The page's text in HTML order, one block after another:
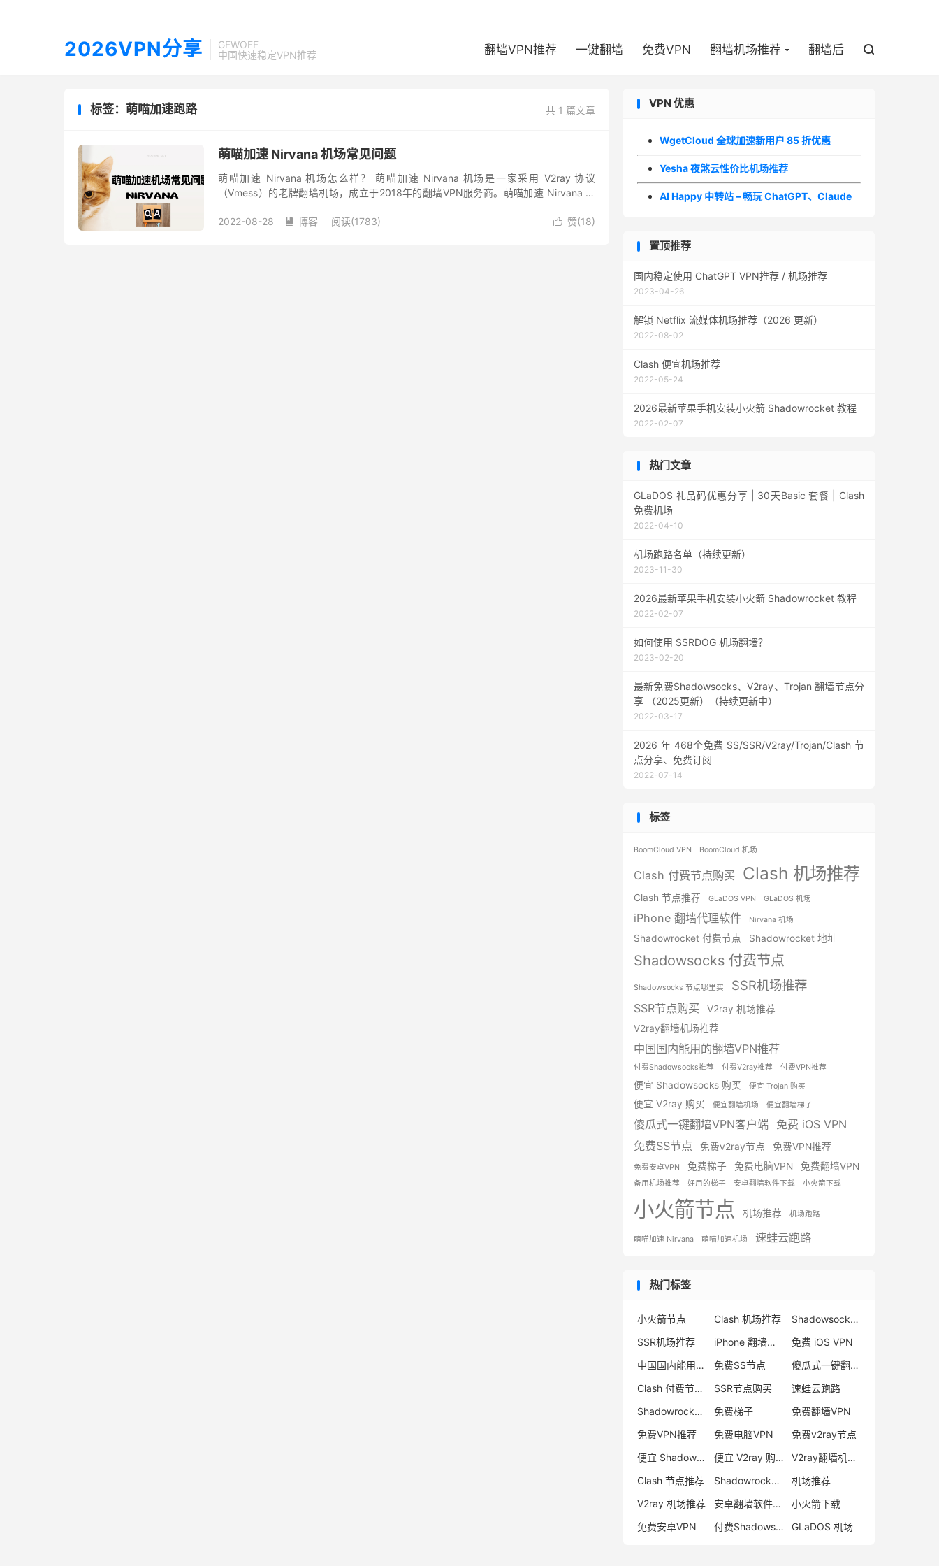
2026VPN分享
GFWOFF
中国快速稳定VPN推荐
翻墙VPN推荐 一键翻墙 免费VPN 翻墙机场推荐 翻墙后 
共 1 篇文章
标签：萌喵加速跑路
萌喵加速 Nirvana 机场常见问题
萌喵加速 Nirvana 机场怎么样？ 萌喵加速 Nirvana 机场是一家采用 V2ray 协议
（Vmess）的老牌翻墙机场，成立于2018年的翻墙VPN服务商。萌喵加速 Nirvana 采
 赞(18)
2022-08-28  博客 阅读(1783)
VPN 优惠
WgetCloud 全球加速新用户 85 折优惠
Yesha 夜煞云性价比机场推荐
AI Happy 中转站 – 畅玩 ChatGPT、Claude
置顶推荐
国内稳定使用 ChatGPT VPN推荐 / 机场推荐
2023-04-26
解锁 Netflix 流媒体机场推荐（2026 更新）
2022-08-02
Clash 便宜机场推荐
2022-05-24
2026最新苹果手机安装小火箭 Shadowrocket 教程
2022-02-07
热门文章
GLaDOS 礼品码优惠分享 | 30天Basic 套餐 | Clash
免费机场
2022-04-10
机场跑路名单（持续更新）
2023-11-30
2026最新苹果手机安装小火箭 Shadowrocket 教程
2022-02-07
如何使用 SSRDOG 机场翻墙？
2023-02-20
最新免费Shadowsocks、V2ray、Trojan 翻墙节点分
享 （2025更新）（持续更新中）
2022-03-17
2026 年 468个免费 SS/SSR/V2ray/Trojan/Clash 节
点分享、免费订阅
2022-07-14
标签
BoomCloud VPN BoomCloud 机场
Clash 付费节点购买 Clash 机场推荐
Clash 节点推荐 GLaDOS VPN GLaDOS 机场
iPhone 翻墙代理软件 Nirvana 机场
Shadowrocket 付费节点 Shadowrocket 地址
Shadowsocks 付费节点
Shadowsocks 节点哪里买 SSR机场推荐
SSR节点购买
V2ray 机场推荐
V2ray翻墙机场推荐
中国国内能用的翻墙VPN推荐
付费Shadowsocks推荐 付费V2ray推荐 付费VPN推荐
便宜 Shadowsocks 购买 便宜 Trojan 购买
便宜 V2ray 购买 便宜翻墙机场 便宜翻墙梯子
傻瓜式一键翻墙VPN客户端 免费 iOS VPN
免费SS节点
免费v2ray节点 免费VPN推荐
免费安卓VPN 免费梯子 免费电脑VPN 免费翻墙VPN
备用机场推荐 好用的梯子 安卓翻墙软件下载 小火箭下载
小火箭节点 机场推荐 机场跑路
萌喵加速 Nirvana 萌喵加速机场 速蛙云跑路
热门标签
小火箭节点 Clash 机场推荐
Shadowsocks 付费节点
SSR机场推荐
iPhone 翻墙代理软件
免费 iOS VPN
中国国内能用的翻墙VPN推荐
免费SS节点
傻瓜式一键翻墙VPN客户端
Clash 付费节点购买
SSR节点购买
速蛙云跑路
Shadowrocket 地址
免费梯子
免费翻墙VPN
免费VPN推荐
免费电脑VPN
免费v2ray节点
便宜 Shadowsocks 购买
便宜 V2ray 购买
V2ray翻墙机场推荐
Clash 节点推荐
Shadowrocket 付费节点
机场推荐
V2ray 机场推荐
安卓翻墙软件下载
小火箭下载
免费安卓VPN
付费Shadowsocks推荐 GLaDOS 机场